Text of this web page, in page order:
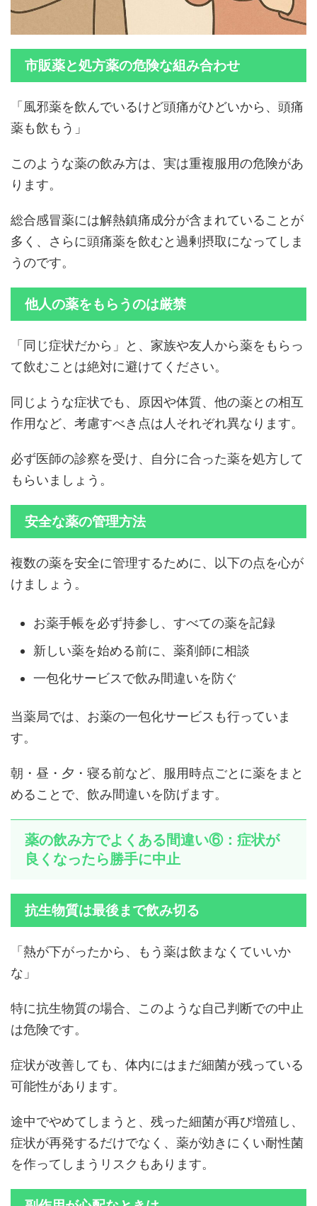
市販薬と処方薬の危険な組み合わせ
「風邪薬を飲んでいるけど頭痛がひどいから、頭痛
薬も飲もう」
このような薬の飲み方は、実は重複服用の危険があ
ります。
総合感冒薬には解熱鎮痛成分が含まれていることが
多く、さらに頭痛薬を飲むと過剰摂取になってしま
うのです。
他人の薬をもらうのは厳禁
「同じ症状だから」と、家族や友人から薬をもらっ
て飲むことは絶対に避けてください。
同じような症状でも、原因や体質、他の薬との相互
作用など、考慮すべき点は人それぞれ異なります。
必ず医師の診察を受け、自分に合った薬を処方して
もらいましょう。
安全な薬の管理方法
複数の薬を安全に管理するために、以下の点を心が
けましょう。
お薬手帳を必ず持参し、すべての薬を記録
新しい薬を始める前に、薬剤師に相談
一包化サービスで飲み間違いを防ぐ
当薬局では、お薬の一包化サービスも行っていま
す。
朝・昼・夕・寝る前など、服用時点ごとに薬をまと
めることで、飲み間違いを防げます。
薬の飲み方でよくある間違い⑥：症状が
良くなったら勝手に中止
抗生物質は最後まで飲み切る
「熱が下がったから、もう薬は飲まなくていいか
な」
特に抗生物質の場合、このような自己判断での中止
は危険です。
症状が改善しても、体内にはまだ細菌が残っている
可能性があります。
途中でやめてしまうと、残った細菌が再び増殖し、
症状が再発するだけでなく、薬が効きにくい耐性菌
を作ってしまうリスクもあります。